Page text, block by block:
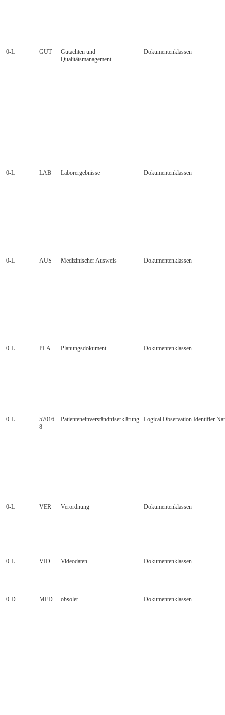
0‑L GUT
Gutachten und
Qualitätsmanagement
Dokumentenklassen
0‑L LAB Laborergebnisse Dokumentenklassen
0‑L AUS Medizinischer Ausweis Dokumentenklassen
0‑L PLA Planungsdokument Dokumentenklassen
0‑L
57016-
8
Patienteneinverständniserklärung Logical Observation Identifier
0‑L VER Verordnung Dokumentenklassen
0‑L VID Videodaten Dokumentenklassen
0‑D MED obsolet Dokumentenklassen